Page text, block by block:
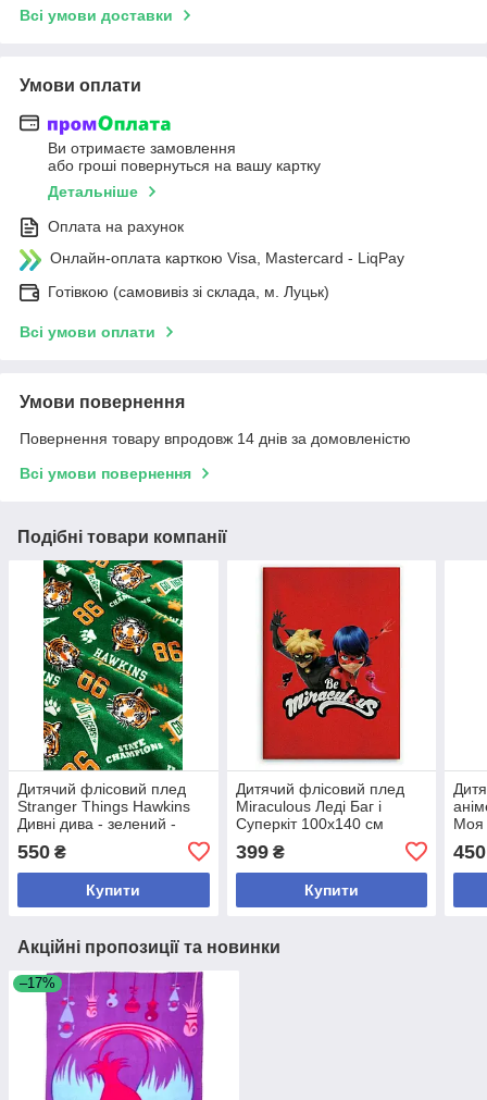
Всі умови доставки
Умови оплати
Ви отримаєте замовлення
або гроші повернуться на вашу картку
Детальніше
Оплата на рахунок
Онлайн-оплата карткою Visa, Mastercard - LiqPay
Готівкою (самовивіз зі склада, м. Луцьк)
Всі умови оплати
Умови повернення
Повернення товару впродовж 14 днів за домовленістю
Всі умови повернення
Подібні товари компанії
Дитячий флісовий плед
Stranger Things Hawkins
Дивні дива - зелений -
550 ₴
Купити
Дитячий флісовий плед
Miraculous Леді Баг і
Суперкіт 100х140 см
399₴
Купити
Моя
450
Акційні пропозиції та новинки
–17%